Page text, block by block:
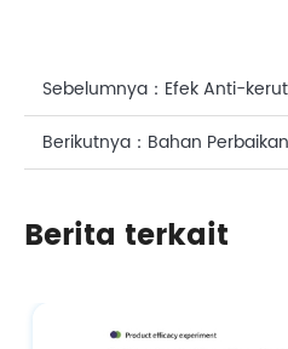
Sebelumnya： Efek Anti-
Acetylneuraminic dalam
Berikutnya： Bahan
dalam Kosmetik dan Makanan
Berita terkait